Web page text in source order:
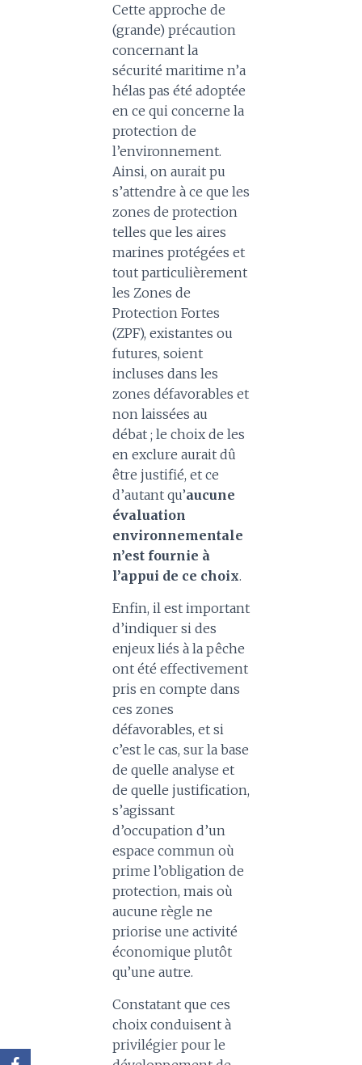
Cette approche de
(grande) précaution
concernant la
sécurité maritime n’a
hélas pas été adoptée
en ce qui concerne la
protection de
l’environnement.
Ainsi, on aurait pu
s’attendre à ce que les
zones de protection
telles que les aires
marines protégées et
tout particulièrement
les Zones de
Protection Fortes
(ZPF), existantes ou
futures, soient
incluses dans les
zones défavorables et
non laissées au
débat ; le choix de les
en exclure aurait dû
être justifié, et ce
d’autant qu’aucune
évaluation
environnementale
n’est fournie à
l’appui de ce choix.
Enfin, il est important
d’indiquer si des
enjeux liés à la pêche
ont été effectivement
pris en compte dans
ces zones
défavorables, et si
c’est le cas, sur la base
de quelle analyse et
de quelle justification,
s’agissant
d’occupation d’un
espace commun où
prime l’obligation de
protection, mais où
aucune règle ne
priorise une activité
économique plutôt
qu’une autre.
Constatant que ces
choix conduisent à
privilégier pour le